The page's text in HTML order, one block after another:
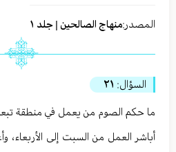
المصدر:منهاج الصالحين | جلد ١
السؤال: ٢١
أباشر العمل من السبت إلى الأربعاء،